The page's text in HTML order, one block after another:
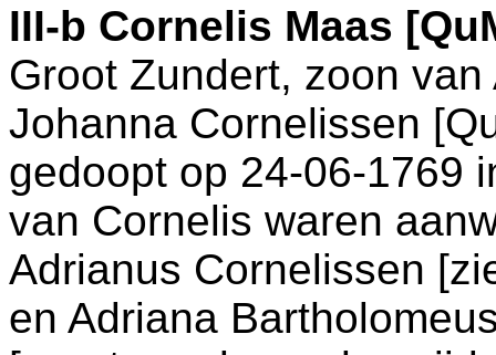
III-b Cornelis Maas
Groot Zundert, zoon van
Johanna Cornelissen
gedoopt op 24-06-1769
van Cornelis waren
Adrianus Cornelissen
en Adriana